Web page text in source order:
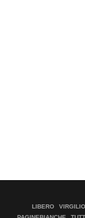
LIBERO VIRGILIO